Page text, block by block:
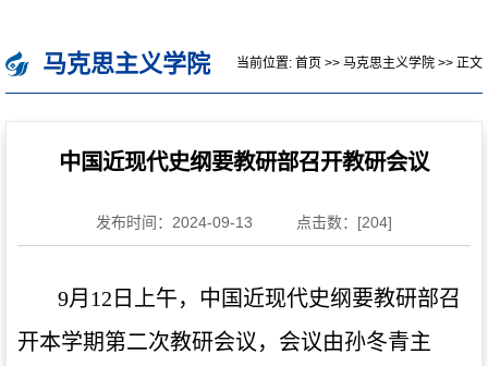
马克思主义学院 当前位置: 首页 >> 马克思主义学院 >> 正文
中国近现代史纲要教研部召开教研会议
发布时间：2024-09-13 点击数：[204]
9月12日上午，中国近现代史纲要教研部召
开本学期第二次教研会议，会议由孙冬青主